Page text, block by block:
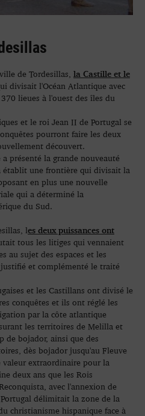
de Tordesillas, la Castille et le
divisait l'Océan Atlantique avec
lieues à l'ouest des îles du
et le roi Jean II de Portugal se
pourront faire les deux
découvert.
présenté la grande nouveauté
une frontière qui divisait la
en plus une nouvelle
qui a déterminé la
du Sud.
les deux puissances ont
tous les litiges qui vennaient
au sujet des espaces et les
et complémenté le traité
et les Castillans ont divisé le
conquêtes et ils ont réglé les
par la côte atlantique
les territoires de Melilla et
de bojador, ainsi que des
dès bojador jusqu'au Fleuve
valeur extraordinaire pour la
deux ans que les Rois
avec l'annexion de
délimitait la zone de la
christianisme hispanique face à